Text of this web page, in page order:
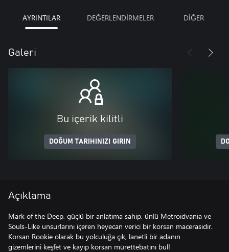
AYRINTILAR DEĞERLENDİRMELER DİĞER
Galeri
Bu içerik kilitli
DOĞUM TARIHINIZI GIRIN
Açıklama
Mark of the Deep, güçlü bir anlatıma sahip, ünlü Metroidvania ve
Souls-Like unsurlarını içeren heyecan verici bir korsan macerasıdır.
Korsan Rookie olarak bu yolculuğa çık, lanetli bir adanın
gizemlerini keşfet ve kayıp korsan mürettebatını bul!